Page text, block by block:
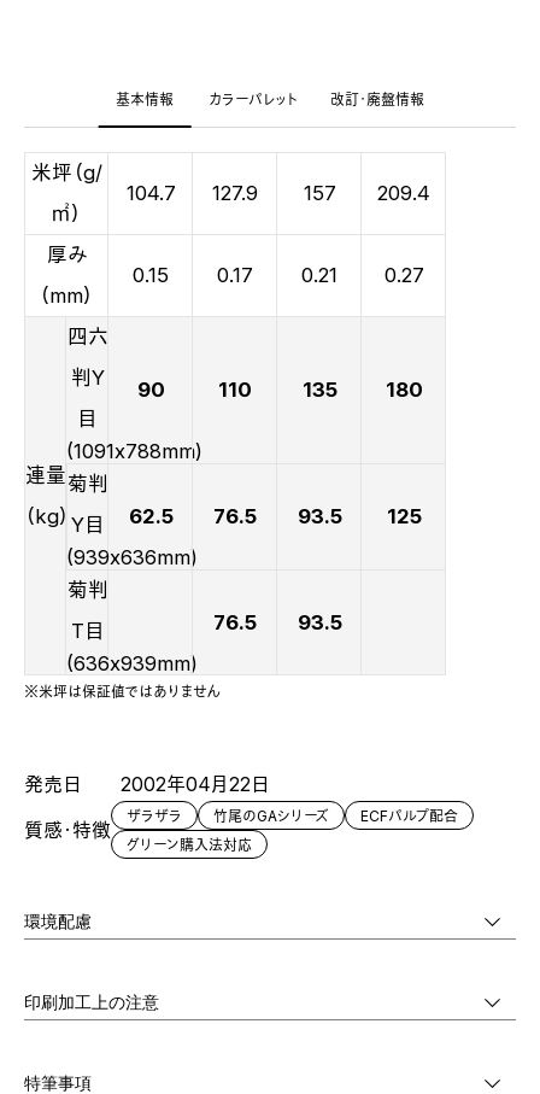
基本情報 カラーパレット 改訂・廃盤情報
米坪（g/
㎡）
104.7 127.9 157 209.4
厚み
（mm）
0.15 0.17 0.21 0.27
連量
（kg）
四六
判Y
目
(1091x788mm)
90 110 135 180
菊判
Y目
(939x636mm)
62.5 76.5 93.5 125
菊判
T目
(636x939mm)
76.5 93.5
※米坪は保証値ではありません
発売日
2002年04月22日
質感・特徴
ザラザラ 竹尾のGAシリーズ
ECFパルプ配合
グリーン購入法対応
環境配慮
印刷加工上の注意
特筆事項